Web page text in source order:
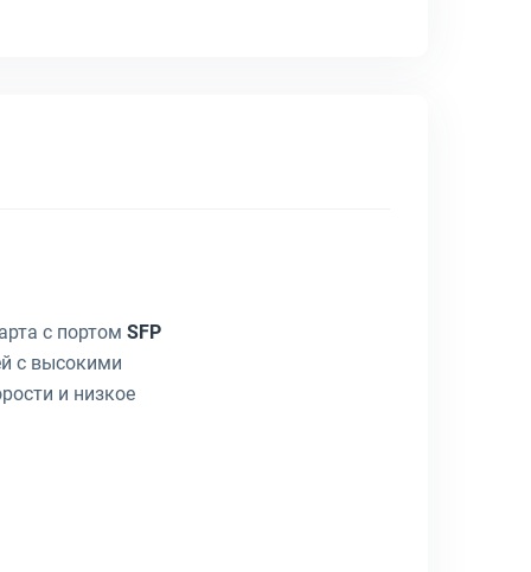
с портом SFP
с высокими
и низкое